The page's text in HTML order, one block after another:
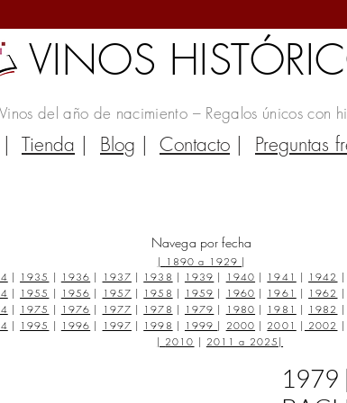
VINOS
Vinos del año de nacimiento – Regalos únicos con
| Tienda | Blog | Contacto | Preguntas
Navega por fecha
| 1890 a 1929 |
| 1935 | 1936 | 1937 | 1938 | 1939 | 1940 | 1941 | 1942 |
| 1955 | 1956 | 1957 | 1958 | 1959 | 1960 | 1961 | 1962 |
| 1975 | 1976 | 1977 | 1978 | 1979 | 1980 | 1981 | 1982 |
| 1995 | 1996 | 1997 | 1998 | 1999 | 2000 | 2001 | 2002 |
| 2010 | 2011 a 2025 |
1979